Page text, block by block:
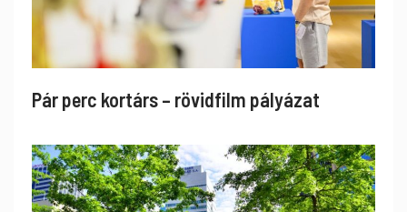
Pár perc kortárs – rövidfilm pályázat